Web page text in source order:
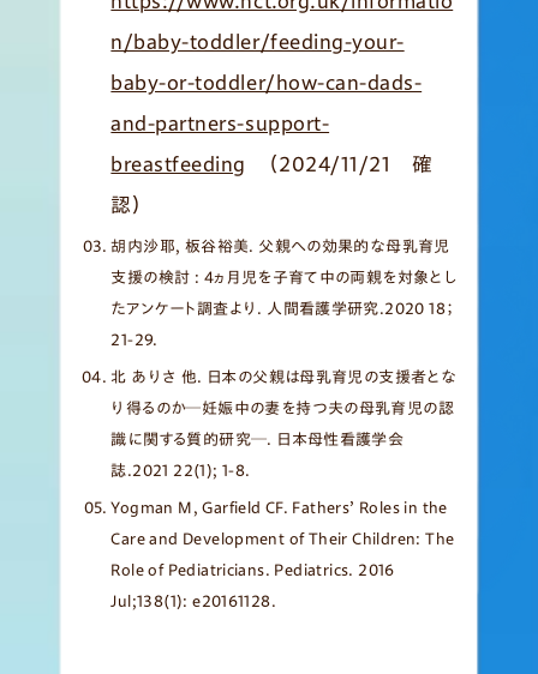
n/baby-toddler/feeding-your-
baby-or-toddler/how-can-dads-
and-partners-support-
breastfeeding
（2024/11/21 確
認）
胡内沙耶, 板谷裕美. 父親への効果的な母乳育児
支援の検討 : 4ヵ月児を子育て中の両親を対象とし
たアンケート調査より. 人間看護学研究.2020 18；
21-29.
北 ありさ 他. 日本の父親は母乳育児の支援者とな
り得るのか─妊娠中の妻を持つ夫の母乳育児の認
識に関する質的研究─. 日本母性看護学会
誌.2021 22(1); 1-8.
Yogman M, Garfield CF. Fathers’ Roles in the
Care and Development of Their Children: The
Role of Pediatricians. Pediatrics. 2016
Jul;138(1): e20161128.